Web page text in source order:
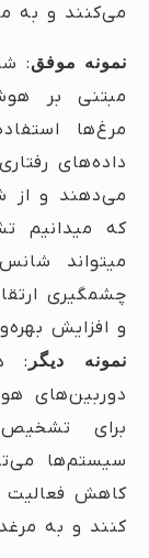
می‌کنند و به
نمونه موفق:
مبتنی بر
مرغ‌ها
داده‌های
می‌دهند و از
که میدانیم
میتواند
چشمگیری
و افزایش
نمونه دیگر :
دوربین‌های
برای
سیستم‌ها
کاهش فعالیت
کنند و به